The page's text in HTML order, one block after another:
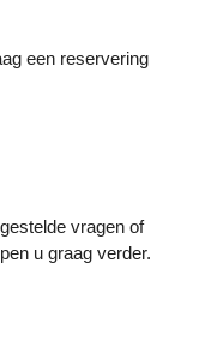
een reservering
vragen of
u graag verder.